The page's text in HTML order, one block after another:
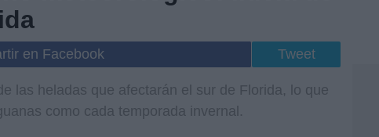
en Facebook Tweet
las heladas que afectarán el sur de Florida, lo que
como cada temporada invernal.